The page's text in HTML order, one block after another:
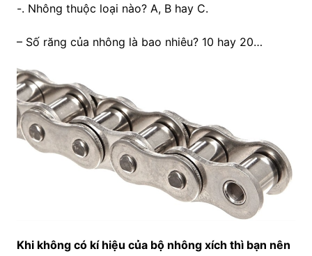
-. Nhông thuộc loại nào? A, B hay C.
– Số răng của nhông là bao nhiêu? 10 hay 20…
Khi không có kí hiệu của bộ nhông xích thì bạn nên